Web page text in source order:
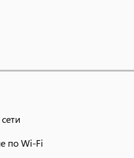
LAN
по Wi-Fi